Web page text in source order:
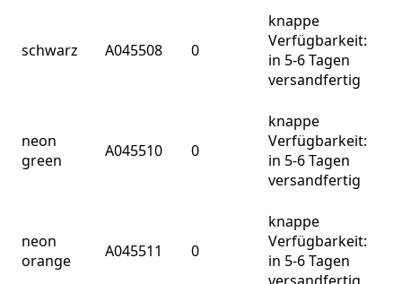
schwarz A045508 0
knappe
Verfügbarkeit:
in 5-6 Tagen
versandfertig
neon
green
A045510 0
knappe
Verfügbarkeit:
in 5-6 Tagen
versandfertig
neon
orange
A045511 0
knappe
Verfügbarkeit:
in 5-6 Tagen